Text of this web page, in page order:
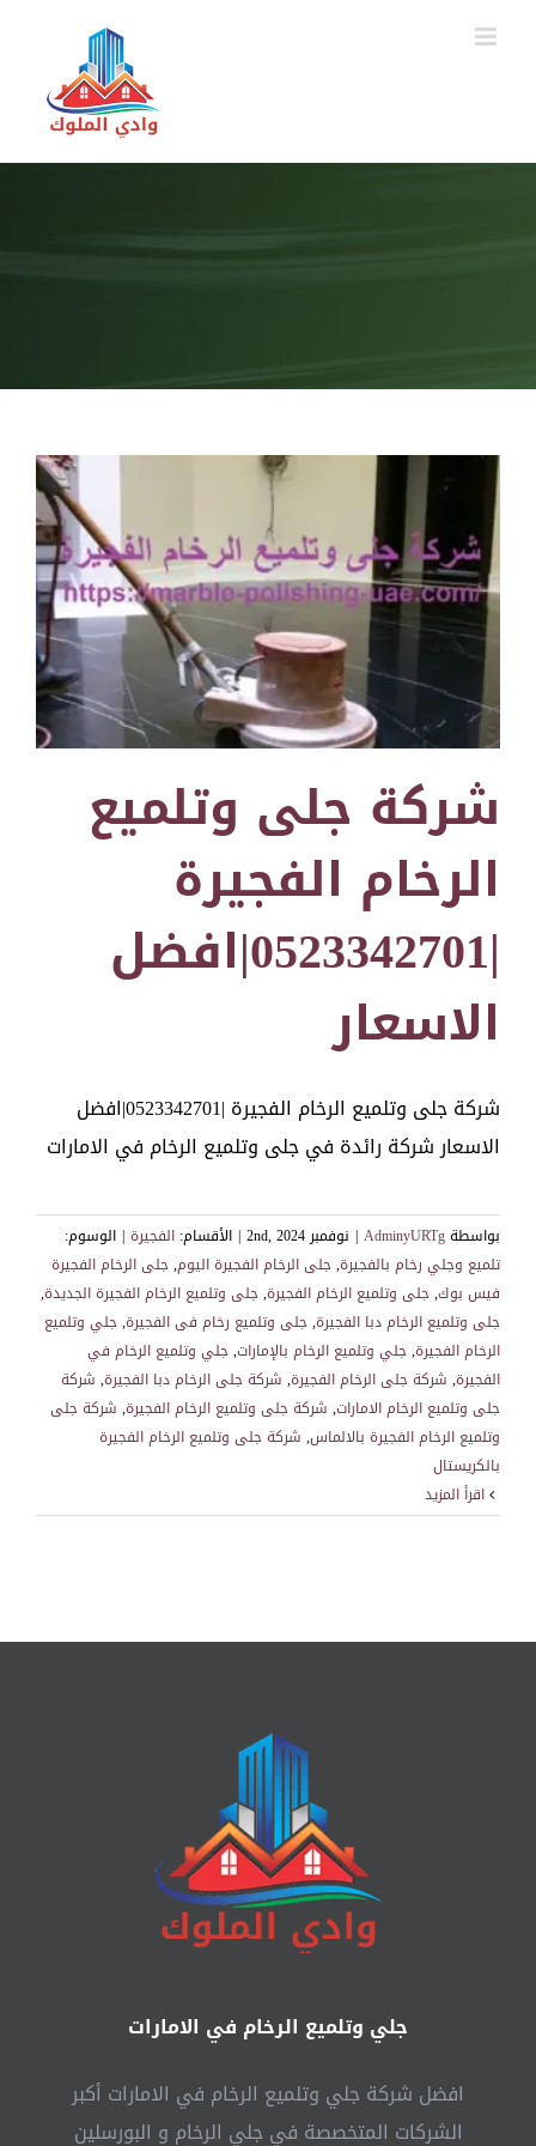
شركة جلى وتلميع
الرخام الفجيرة
|0523342701|افضل
الاسعار
شركة جلى وتلميع الرخام الفجيرة |0523342701|افضل
الاسعار شركة رائدة في جلى وتلميع الرخام في الامارات
بواسطةAdminyURTg
| نوفمبر 2nd, 2024 | الأقسام: الفجيرة | الوسوم:
تلميع وجلي رخام بالفجيرة,جلى الرخام الفجيرة اليوم,جلى الرخام الفجيرة
فيس بوك,جلى وتلميع الرخام الفجيرة,جلى وتلميع الرخام الفجيرة الجديدة,
جلى وتلميع الرخام دبا الفجيرة,جلى وتلميع رخام فى الفجيرة,جلي وتلميع
الرخام الفجيرة,جلي وتلميع الرخام بالإمارات,جلي وتلميع الرخام في
الفجيرة, شركة جلى الرخام الفجيرة, شركة جلى الرخام دبا الفجيرة, شركة
جلى وتلميع الرخام الامارات, شركة جلى وتلميع الرخام الفجيرة, شركة جلى
وتلميع الرخام الفجيرة بالالماس, شركة جلى وتلميع الرخام الفجيرة
بالكريستال
جلي وتلميع الرخام في الامارات
افضل شركة جلي وتلميع الرخام في الامارات أكبر
الشركات المتخصصة في جلي الرخام و البورسلين